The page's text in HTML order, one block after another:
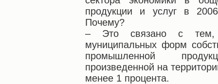
продукции и услуг в
Почему?
– Это связано с тем,
муниципальных форм
промышленной
произведенной на
менее 1 процента.